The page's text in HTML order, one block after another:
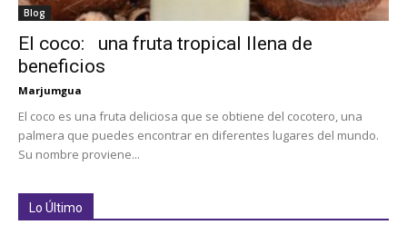
Blog
El coco: una fruta tropical llena de
beneficios
Marjumgua
El coco es una fruta deliciosa que se obtiene del cocotero, una
palmera que puedes encontrar en diferentes lugares del mundo.
Su nombre proviene...
Lo Último